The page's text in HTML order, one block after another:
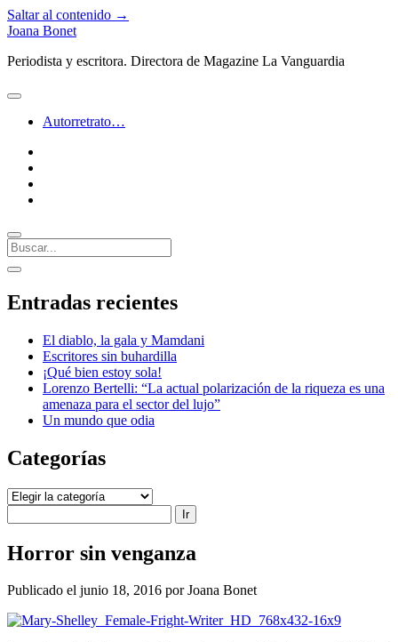
Saltar al contenido →
Joana Bonet
Periodista y escritora. Directora de Magazine La Vanguardia
abrir
Autorretrato…
Buscar
Barra
lateral
abrir
lateral
Entradas recientes
El diablo, la gala y Mamdani
Escritores sin buhardilla
¡Qué bien estoy sola!
Lorenzo Bertelli: “La actual polarización de la riqueza es una
amenaza para el sector del lujo”
Un mundo que odia
Categorías
Categorías
Horror sin venganza
Publicado el junio 18, 2016 por Joana Bonet